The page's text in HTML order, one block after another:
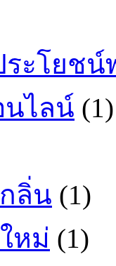
ะโยชน์
นไลน์ (1)
ลิ่น (1)
หม่ (1)